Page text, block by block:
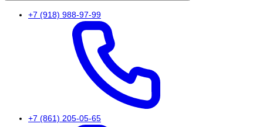
+7 (918) 988-97-99
+7 (861) 205-05-65